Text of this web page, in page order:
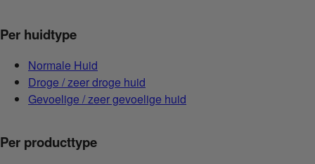
Per huidtype
Normale Huid
Droge / zeer droge huid
Gevoelige / zeer gevoelige huid
Per producttype